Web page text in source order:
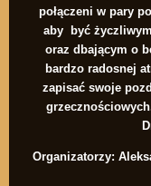
połączeni w pary
aby być
oraz dbającym o
bardzo radosnej
zapisać swoje
Organizatorzy: